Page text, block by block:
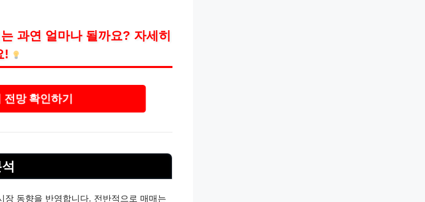
과연 얼마나 될까요? 자세히
!
망 확인하기
동향을 반영합니다. 전반적으로 매매는